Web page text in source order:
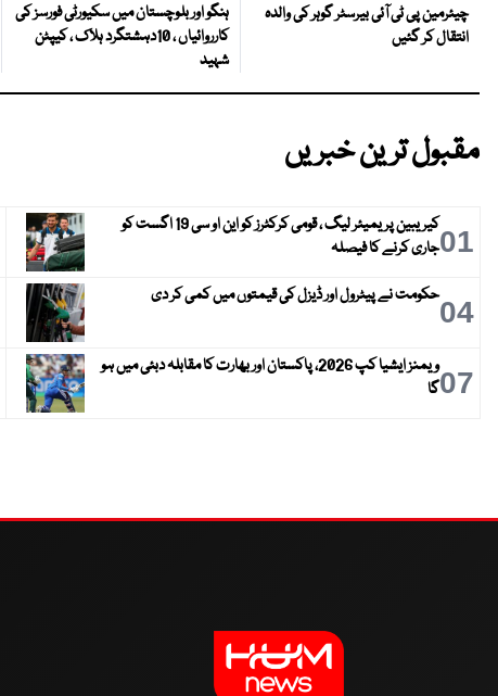
چیئرمین پی ٹی آئی بیرسٹر گوہر کی والدہ
انتقال کر گئیں
ہنگو اور بلوچستان میں سکیورٹی فورسز کی
کارروائیاں ، 10دہشتگرد ہلاک ، کیپٹن
شہید
مقبول ترین خبریں
01
کیریبین پریمیئر لیگ ، قومی کرکٹرز کو این او سی 19 اگست کو
جاری کرنے کا فیصلہ
04حکومت نے پیٹرول اور ڈیزل کی قیمتوں میں کمی کر دی
07
ویمنز ایشیا کپ 2026، پاکستان اور بھارت کا مقابلہ دبئی میں ہو
گا